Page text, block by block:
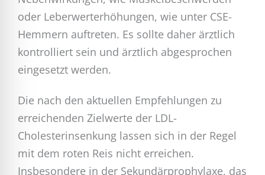
oder Leberwerterhöhungen, wie unter CSE-
Hemmern auftreten. Es sollte daher ärztlich
kontrolliert sein und ärztlich abgesprochen
eingesetzt werden.
Die nach den aktuellen Empfehlungen zu
erreichenden Zielwerte der LDL-
Cholesterinsenkung lassen sich in der Regel
mit dem roten Reis nicht erreichen.
Insbesondere in der Sekundärprophylaxe, das